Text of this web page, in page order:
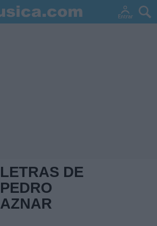
LETRAS DE
PEDRO
AZNAR